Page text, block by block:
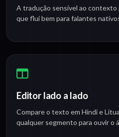
A tradução sensível ao contexto
que flui bem para falantes
Editor lado a lado
Compare o texto em Híndi e
qualquer segmento para ouvir o